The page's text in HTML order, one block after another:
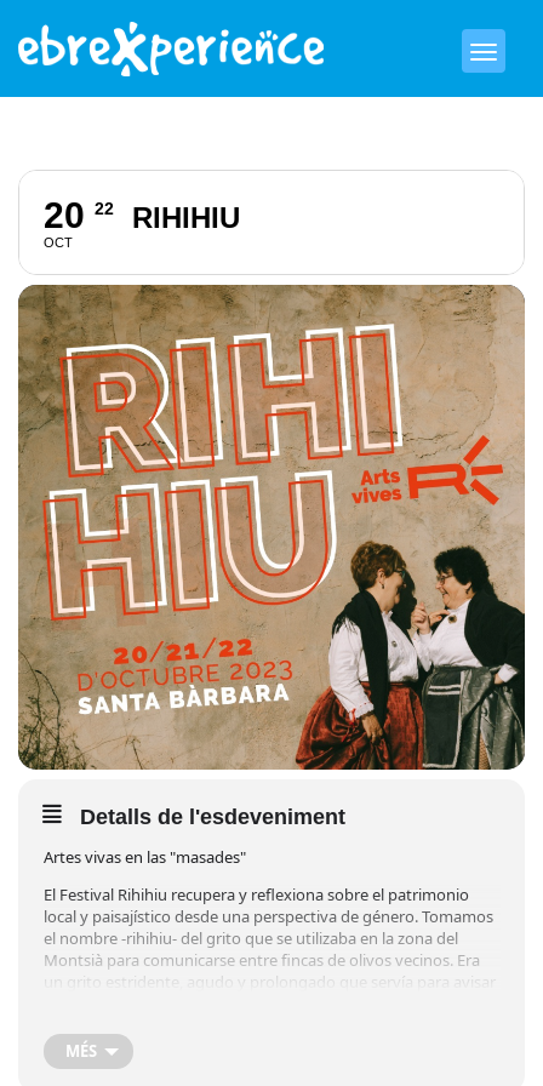
20
OCT
22 RIHIHIU
Detalls de l'esdeveniment
Artes vivas en las "masades"
El Festival Rihihiu recupera y reflexiona sobre el patrimonio
local y paisajístico desde una perspectiva de género. Tomamos
el nombre -rihihiu- del grito que se utilizaba en la zona del
Montsià para comunicarse entre fincas de olivos vecinos. Era
un grito estridente, agudo y prolongado que servía para avisar
contar historias junto al fuego. De hecho, este grito con una
finalidad comunicativa toma diferentes formas, todas similares
MÉS